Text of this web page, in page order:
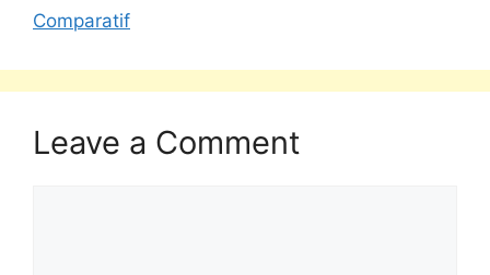
Comparatif
Leave a Comment